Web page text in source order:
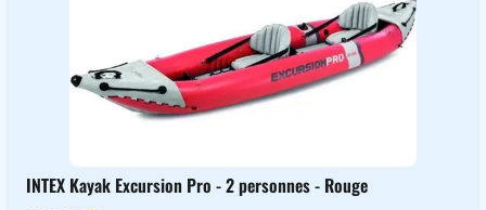
INTEX Kayak Excursion Pro - 2 personnes - Rouge